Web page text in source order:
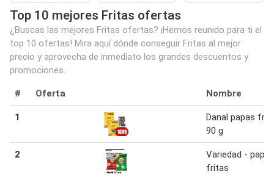
Top 10 mejores Fritas ofertas
¿Buscas las mejores Fritas ofertas? ¡Hemos reunido para ti el
top 10 ofertas! Mira aquí dónde conseguir Fritas al mejor
precio y aprovecha de inmediato los grandes descuentos y
promociones.
# Oferta Nombre
1
Danal papas
90 g
2
Variedad - papas
fritas